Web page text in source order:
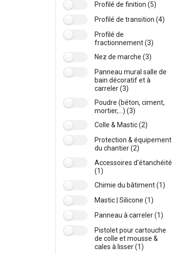
Profilé de finition (5)
Profilé de transition (4)
Profilé de
fractionnement (3)
Nez de marche (3)
Panneau mural salle de
bain décoratif et à
carreler (3)
Poudre (béton, ciment,
mortier,...) (3)
Colle & Mastic (2)
Protection & équipement
du chantier (2)
Accessoires d'étanchéité
(1)
Chimie du bâtiment (1)
Mastic | Silicone (1)
Panneau à carreler (1)
Pistolet pour cartouche
de colle et mousse &
cales à lisser (1)